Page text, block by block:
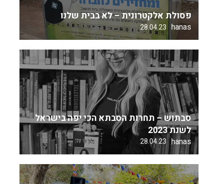
פסולת אלקטרונית – לא בבית שלנו
hanas
28.04.23
סבתוש – תחרות הסבתא הכי יפה בישראל
לשנת 2023
hanas
28.04.23